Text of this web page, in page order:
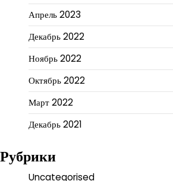
Апрель 2023
Декабрь 2022
Ноябрь 2022
Октябрь 2022
Март 2022
Декабрь 2021
Рубрики
Uncategorised